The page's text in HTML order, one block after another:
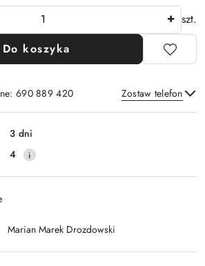
szt.
Do koszyka
690 889 420 Zostaw telefon
Wyślij
3 dni
4
Marian Marek Drozdowski